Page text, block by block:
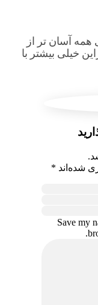
همه آسان تر از
خیلی بیشتر با
شده‌اند *
Save my